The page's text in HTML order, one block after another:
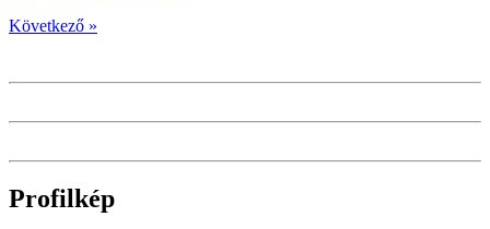
Következő »
Profilkép